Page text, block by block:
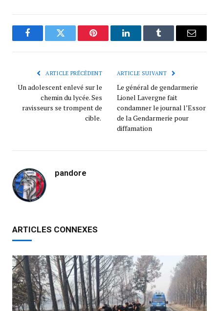
FacebookTwitter Pinterest LinkedInTumblr
ARTICLE PRÉCÉDENT
Un adolescent enlevé sur le
chemin du lycée. Ses
ravisseurs se trompent de
cible.
ARTICLE SUIVANT
Le général de gendarmerie
Lionel Lavergne fait
condamner le journal l’Essor
de la Gendarmerie pour
diffamation
pandore
ARTICLES CONNEXES